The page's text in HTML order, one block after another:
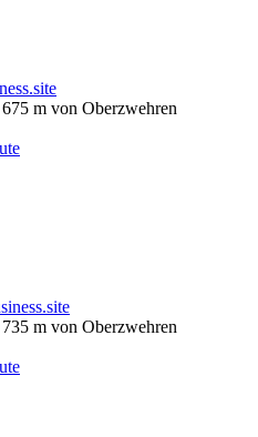
675 m von Oberzwehren
735 m von Oberzwehren